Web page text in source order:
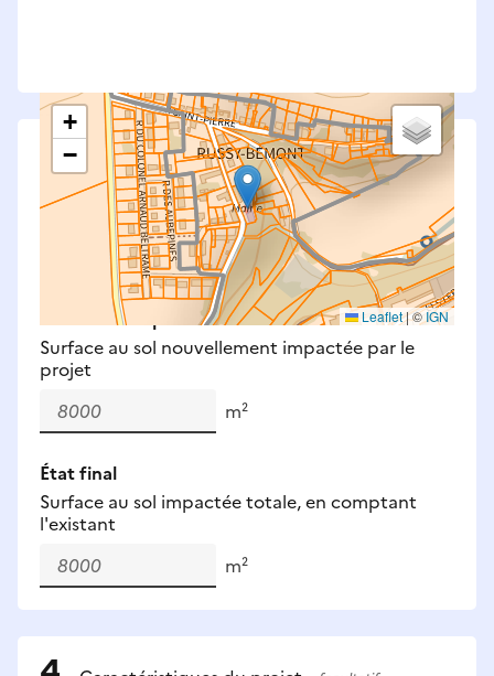
+
−
Leaflet|©IGN
Saisissez les surfaces aménagées par le projet
Surfaces à prendre en compte : bâti, voirie,
espaces verts, remblais et bassins — impacts
définitifs et temporaires (travaux).
Nouveaux impacts
Surface au sol nouvellement impactée par le
projet
m²
État final
Surface au sol impactée totale, en comptant
l'existant
m²